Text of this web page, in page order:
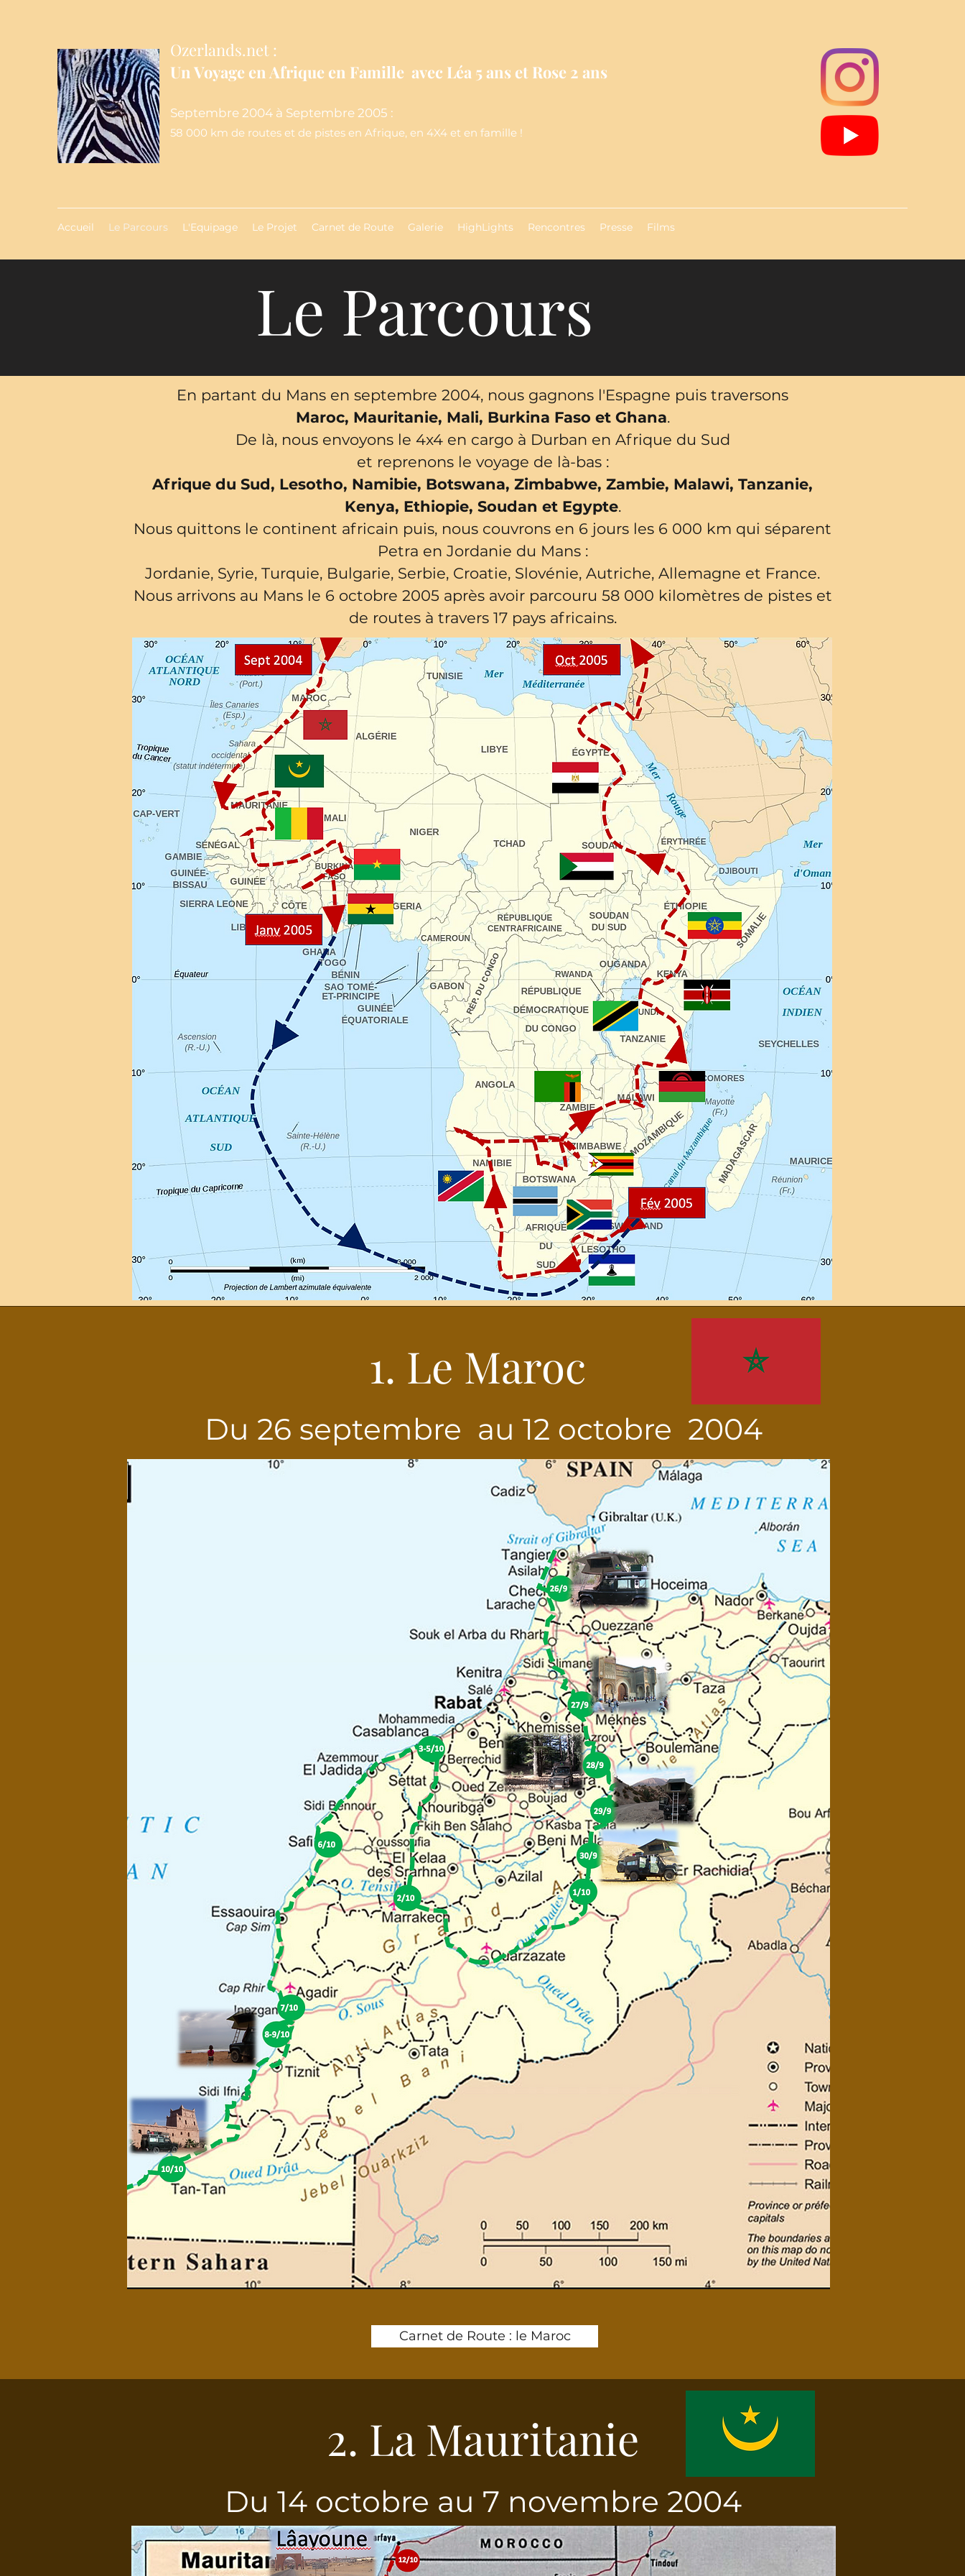
Ozerlands.net :
Un Voyage en Afrique en Famille avec Léa 5 ans et Rose 2 ans
Septembre 2004 à Septembre 2005 :
58 000 km de routes et de pistes en Afrique, en 4X4 et en famille !
Accueil Le Parcours L'Equipage Le Projet Carnet de Route Galerie HighLights Rencontres Presse Films
Le Parcours
En partant du Mans en septembre 2004, nous gagnons l'Espagne puis traversons
Maroc, Mauritanie, Mali, Burkina Faso et Ghana.
De là, nous envoyons le 4x4 en cargo à Durban en Afrique du Sud
et reprenons le voyage de là-bas :
Afrique du Sud, Lesotho, Namibie, Botswana, Zimbabwe, Zambie, Malawi, Tanzanie,
Kenya, Ethiopie, Soudan et Egypte.
Nous quittons le continent africain puis, nous couvrons en 6 jours les 6 000 km qui séparent
Petra en Jordanie du Mans :
Jordanie, Syrie, Turquie, Bulgarie, Serbie, Croatie, Slovénie, Autriche, Allemagne et France.
Nous arrivons au Mans le 6 octobre 2005 après avoir parcouru 58 000 kilomètres de pistes et
de routes à travers 17 pays africains.
1. Le Maroc
Du 26 septembre au 12 octobre 2004
Octobre 2004
Carnet de Route : le Maroc
2. La Mauritanie
Du 14 octobre au 7 novembre 2004